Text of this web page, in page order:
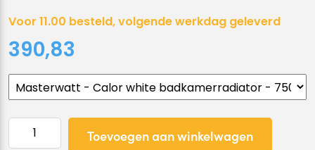
Voor 11.00 besteld, volgende werkdag geleverd
390,83
Masterwatt
Toevoegen aan winkelwagen